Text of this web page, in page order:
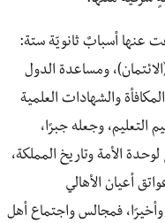
عنها أسبابٌ ثانويّة ستة:
ومساعدة الدول
والشهادات العلمية
التعليم، وجعله جبرًا،
الأمة وتاريخ المملكة،
أعيان الأهالي
وأخيرًا، فمجالس واجتماع أهل